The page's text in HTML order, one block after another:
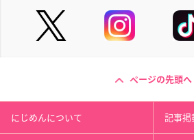
ページの先頭へ
にじめんについて 記事掲